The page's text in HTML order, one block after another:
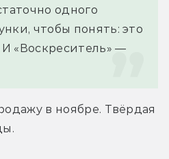
одного
чтобы понять: это
«Воскреситель» —
в ноябре. Твёрдая